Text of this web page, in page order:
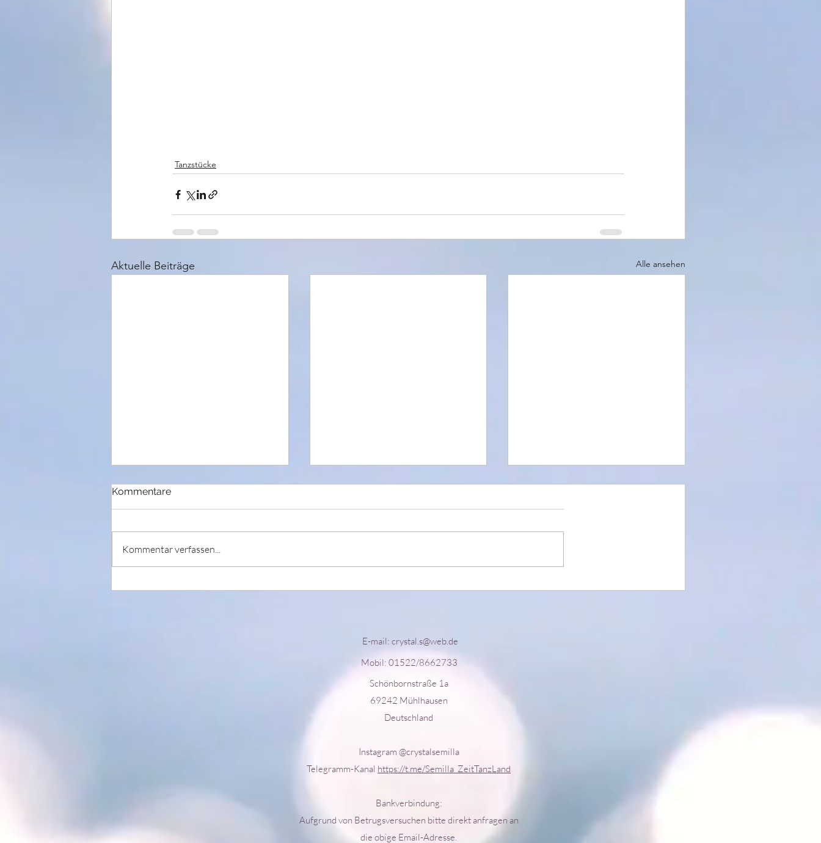
Tanzstücke
Aktuelle Beiträge Alle ansehen
Kommentare
Kommentar verfassen...
E-mail: crystal.s@web.de
Mobil: 01522/8662733
Schönbornstraße 1a
69242 Mühlhausen
Deutschland
Instagram @crystalsemilla
Telegramm-Kanal https://t.me/Semilla_ZeitTanzLand
Bankverbindung:
Aufgrund von Betrugsversuchen bitte direkt anfragen an
die obige Email-Adresse.